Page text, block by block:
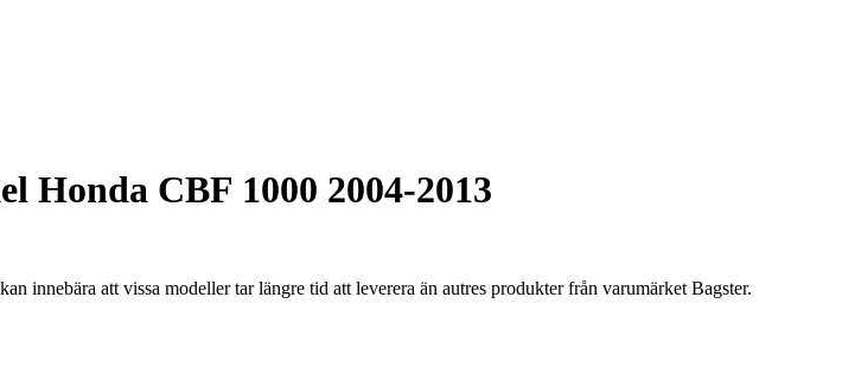
Honda CBF 1000 2004-2013
innebära att vissa modeller tar längre tid att leverera än autres produkter från varumärket Bagster.